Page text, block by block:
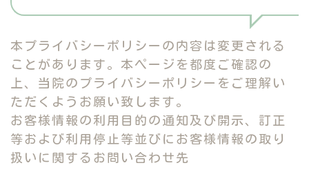
本プライバシーポリシーの内容は変更される
ことがあります。本ページを都度ご確認の
上、当院のプライバシーポリシーをご理解い
ただくようお願い致します。
お客様情報の利用目的の通知及び開示、訂正
等および利用停止等並びにお客様情報の取り
扱いに関するお問い合わせ先